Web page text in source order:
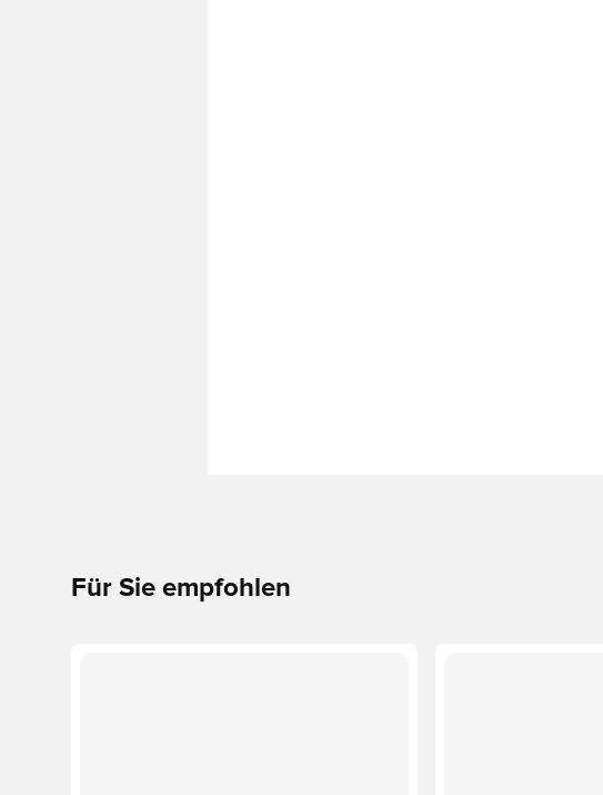
Für Sie empfohlen